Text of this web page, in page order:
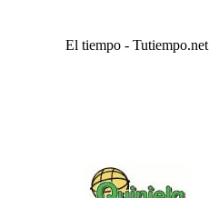
El tiempo - Tutiempo.net